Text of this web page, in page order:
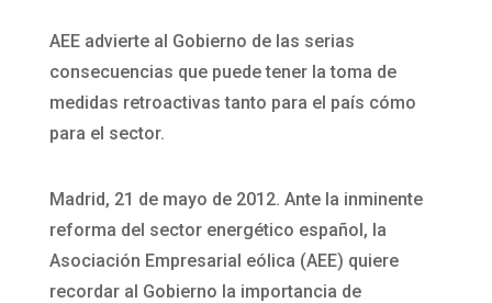
AEE advierte al Gobierno de las serias
consecuencias que puede tener la toma de
medidas retroactivas tanto para el país cómo
para el sector.
Madrid, 21 de mayo de 2012. Ante la inminente
reforma del sector energético español, la
Asociación Empresarial eólica (AEE) quiere
recordar al Gobierno la importancia de